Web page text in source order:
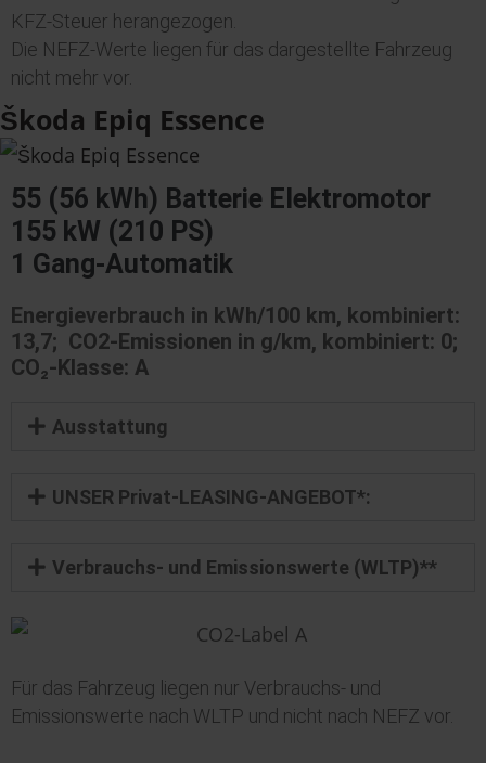
KFZ-Steuer herangezogen.
Die NEFZ-Werte liegen für das dargestellte Fahrzeug
nicht mehr vor.
Škoda Epiq Essence
55 (56 kWh) Batterie Elektromotor
155 kW (210 PS)
1 Gang-Automatik
Energieverbrauch in kWh/100 km, kombiniert:
13,7; CO2-Emissionen in g/km, kombiniert: 0;
CO₂-Klasse: A
Ausstattung
UNSER Privat-LEASING-ANGEBOT*:
Verbrauchs- und Emissionswerte (WLTP)**
Für das Fahrzeug liegen nur Verbrauchs- und
Emissionswerte nach WLTP und nicht nach NEFZ vor.